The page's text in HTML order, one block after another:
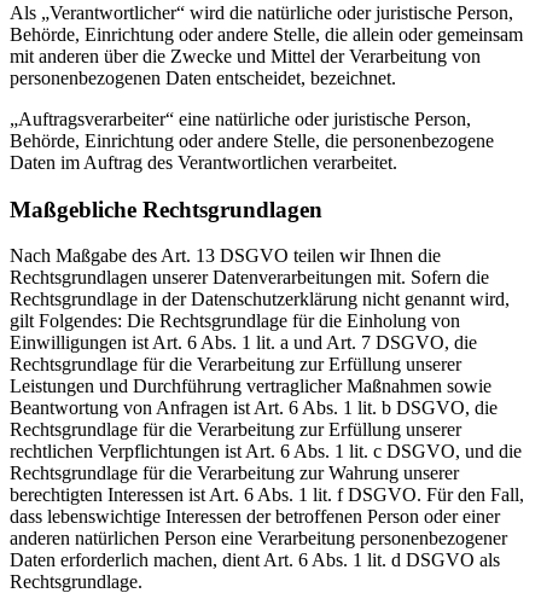
Als „Verantwortlicher“ wird die natürliche oder juristische Person,
Behörde, Einrichtung oder andere Stelle, die allein oder gemeinsam
mit anderen über die Zwecke und Mittel der Verarbeitung von
personenbezogenen Daten entscheidet, bezeichnet.
„Auftragsverarbeiter“ eine natürliche oder juristische Person,
Behörde, Einrichtung oder andere Stelle, die personenbezogene
Daten im Auftrag des Verantwortlichen verarbeitet.
Maßgebliche Rechtsgrundlagen
Nach Maßgabe des Art. 13 DSGVO teilen wir Ihnen die
Rechtsgrundlagen unserer Datenverarbeitungen mit. Sofern die
Rechtsgrundlage in der Datenschutzerklärung nicht genannt wird,
gilt Folgendes: Die Rechtsgrundlage für die Einholung von
Einwilligungen ist Art. 6 Abs. 1 lit. a und Art. 7 DSGVO, die
Rechtsgrundlage für die Verarbeitung zur Erfüllung unserer
Leistungen und Durchführung vertraglicher Maßnahmen sowie
Beantwortung von Anfragen ist Art. 6 Abs. 1 lit. b DSGVO, die
Rechtsgrundlage für die Verarbeitung zur Erfüllung unserer
rechtlichen Verpflichtungen ist Art. 6 Abs. 1 lit. c DSGVO, und die
Rechtsgrundlage für die Verarbeitung zur Wahrung unserer
berechtigten Interessen ist Art. 6 Abs. 1 lit. f DSGVO. Für den Fall,
dass lebenswichtige Interessen der betroffenen Person oder einer
anderen natürlichen Person eine Verarbeitung personenbezogener
Daten erforderlich machen, dient Art. 6 Abs. 1 lit. d DSGVO als
Rechtsgrundlage.